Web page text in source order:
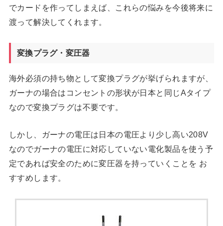
でカードを作ってしまえば、これらの悩みを今後将来に
渡って解決してくれます。
変換プラグ・変圧器
海外必須の持ち物として変換プラグが挙げられますが、
ガーナの場合はコンセントの形状が日本と同じAタイプ
なので変換プラグは不要です。
しかし、ガーナの電圧は日本の電圧より少し高い208V
なのでガーナの電圧に対応していない電化製品を使う予
定であれば安全のために変圧器を持っていくことを お
すすめします。